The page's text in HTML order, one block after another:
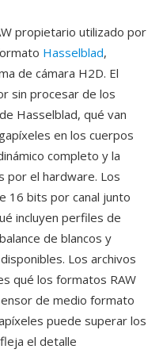
propietario utilizado por
Hasselblad,
de cámara H2D. El
sin procesar de los
Hasselblad, qué van
en los cuerpos
completo y la
por el hardware. Los
16 bits por canal junto
incluyen perfiles de
de blancos y
Los archivos
qué los formatos RAW
de medio formato
puede superar los
el detalle